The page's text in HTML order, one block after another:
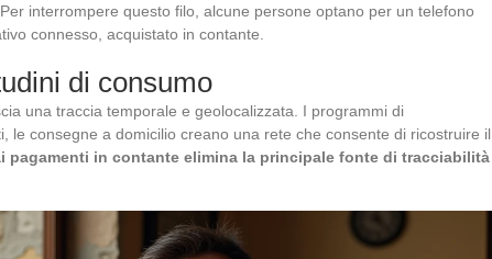
interrompere questo filo, alcune persone optano per un telefono
connesso, acquistato in contante.
di consumo
una traccia temporale e geolocalizzata. I programmi di
le consegne a domicilio creano una rete che consente di ricostruire il
pagamenti in contante elimina la principale fonte di tracciabilità